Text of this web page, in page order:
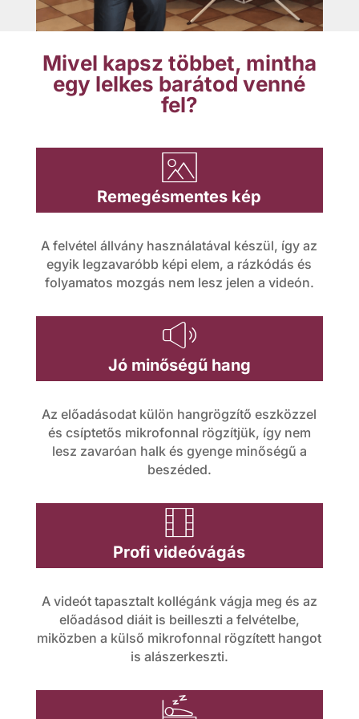
o
n
Mivel kapsz többet, mintha
egy lelkes barátod venné
fel?
i
m
a
g
e
ic
o
n
Remegésmentes kép
A felvétel állvány használatával készül, így az
egyik legzavaróbb képi elem, a rázkódás és
folyamatos mozgás nem lesz jelen a videón.
s
o
u
n
d
ic
o
n
Jó minőségű hang
Az előadásodat külön hangrögzítő eszközzel
és csíptetős mikrofonnal rögzítjük, így nem
lesz zavaróan halk és gyenge minőségű a
beszéded.
vi
d
e
o
Profi videóvágás
A videót tapasztalt kollégánk vágja meg és az
előadásod diáit is beilleszti a felvételbe,
miközben a külső mikrofonnal rögzített hangot
is alászerkeszti.